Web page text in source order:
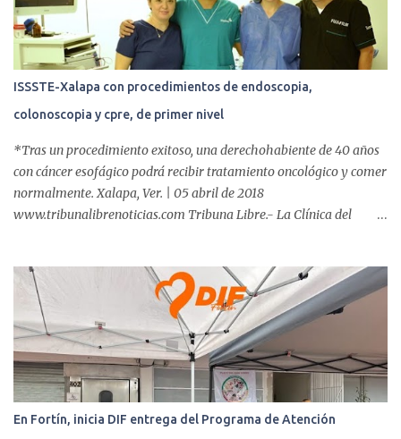
ISSSTE-Xalapa con procedimientos de endoscopia,
colonoscopia y cpre, de primer nivel
*Tras un procedimiento exitoso, una derechohabiente de 40 años
con cáncer esofágico podrá recibir tratamiento oncológico y comer
normalmente. Xalapa, Ver. | 05 abril de 2018
www.tribunalibrenoticias.com Tribuna Libre.- La Clínica del
incluyen endoscopia, colonoscopia y colangiopancreatografía
retrógrada endoscópica (CPRE), con equipo de alta tecnología de
videoendoscopia gástrica y con especialistas certificados. Además
se cuenta con endoscopios de última tecnología que permiten
diagnósticos con mayor certeza y sin dolor para el paciente, a
través de la atención de un equipo de profesionales
multidisciplinario: tres endoscopistas, anestesiólogo y personal
auxiliar y de enfermería. En esta semana, se realizó un nuevo caso
En Fortín, inicia DIF entrega del Programa de Atención